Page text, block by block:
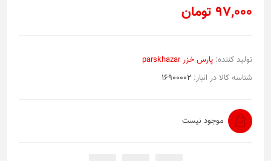
97,000 تومان
تولید کننده: پارس خزر parskhazar
شناسه کالا در انبار: 16900002
موجود نیست